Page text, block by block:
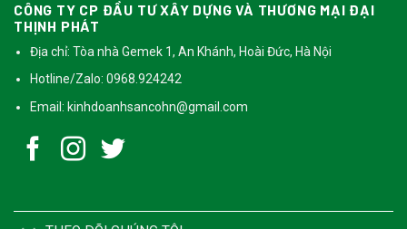
CÔNG TY CP ĐẦU TƯ XÂY DỰNG VÀ THƯƠNG MẠI ĐẠI
THỊNH PHÁT
Địa chỉ: Tòa nhà Gemek 1, An Khánh, Hoài Đức, Hà Nội
Hotline/Zalo: 0968.924242
Email: kinhdoanhsancohn@gmail.com